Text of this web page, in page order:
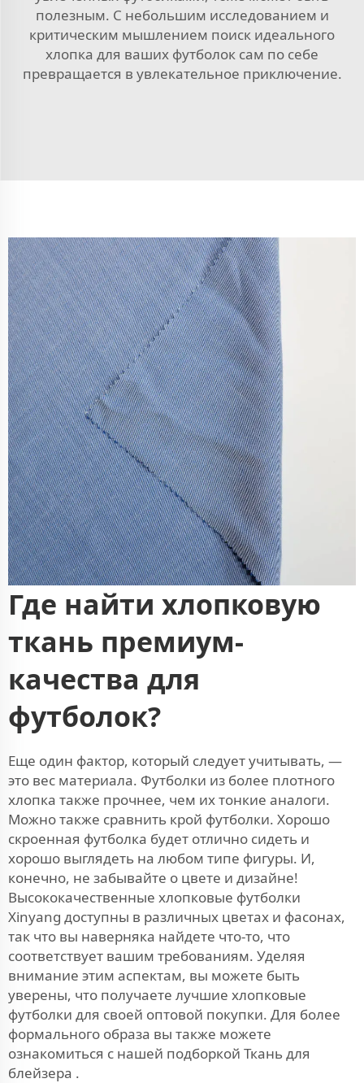
полезным. С небольшим исследованием и
критическим мышлением поиск идеального
хлопка для ваших футболок сам по себе
превращается в увлекательное приключение.
Где найти хлопковую
ткань премиум-
качества для
футболок?
Еще один фактор, который следует учитывать, —
это вес материала. Футболки из более плотного
хлопка также прочнее, чем их тонкие аналоги.
Можно также сравнить крой футболки. Хорошо
скроенная футболка будет отлично сидеть и
хорошо выглядеть на любом типе фигуры. И,
конечно, не забывайте о цвете и дизайне!
Высококачественные хлопковые футболки
Xinyang доступны в различных цветах и фасонах,
так что вы наверняка найдете что-то, что
соответствует вашим требованиям. Уделяя
внимание этим аспектам, вы можете быть
уверены, что получаете лучшие хлопковые
футболки для своей оптовой покупки. Для более
формального образа вы также можете
ознакомиться с нашей подборкой Ткань для
блейзера .